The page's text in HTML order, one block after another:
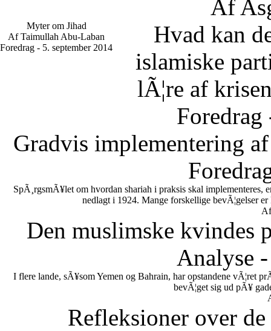
Af
Myter om Jihad
Af Taimullah Abu-Laban
Foredrag - 5. september 2014
Hvad kan
islamiske
lÃ¦re af
Gradvis implementering
SpÃ¸rgsmÃ¥let om hvordan shariah i praksis skal implementeres,
nedlagt i 1924. Mange forskellige bevÃ¦gelser
Den muslimske kvindes
Analyse
I flere lande, sÃ¥som Yemen og Bahrain, har opstandene vÃ¦ret
bevÃ¦get sig ud pÃ¥
Refleksioner over